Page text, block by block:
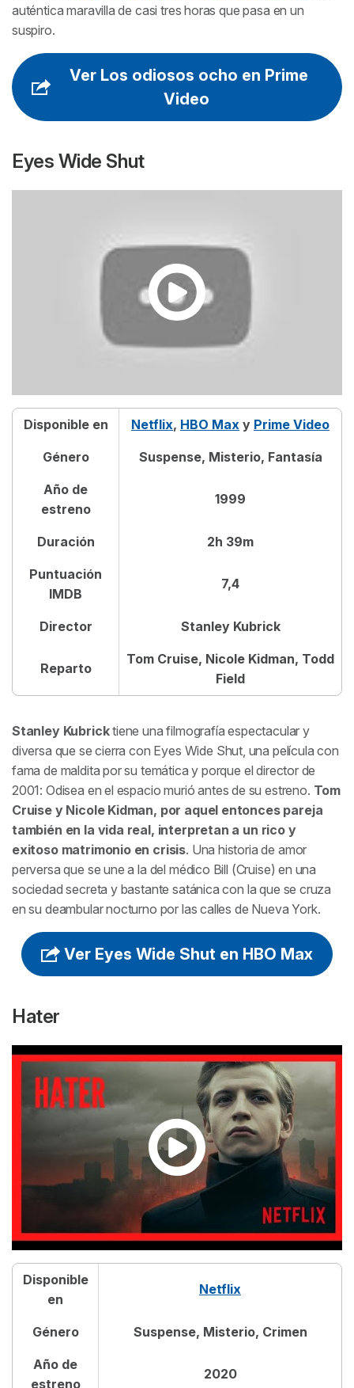
auténtica maravilla de casi tres horas que pasa en un
suspiro.
Ver Los odiosos ocho en Prime
Video
Eyes Wide Shut
Disponible en Netflix, HBO Max y Prime Video
Género Suspense, Misterio, Fantasía
Año de
estreno
1999
Duración 2h 39m
Puntuación
IMDB
7,4
Director Stanley Kubrick
Reparto
Tom Cruise, Nicole Kidman, Todd
Field
Stanley Kubricktiene una filmografía espectacular y
diversa que se cierra con Eyes Wide Shut, una película con
fama de maldita por su temática y porque el director de
2001: Odisea en el espacio murió antes de su estreno. Tom
Cruise y Nicole Kidman, por aquel entonces pareja
también en la vida real, interpretan a un rico y
exitoso matrimonio en crisis. Una historia de amor
perversa que se une a la del médico Bill (Cruise) en una
sociedad secreta y bastante satánica con la que se cruza
en su deambular nocturno por las calles de Nueva York.
Ver Eyes Wide Shut en HBO Max
Hater
Disponible
en
Netflix
Género Suspense, Misterio, Crimen
Año de
estreno
2020